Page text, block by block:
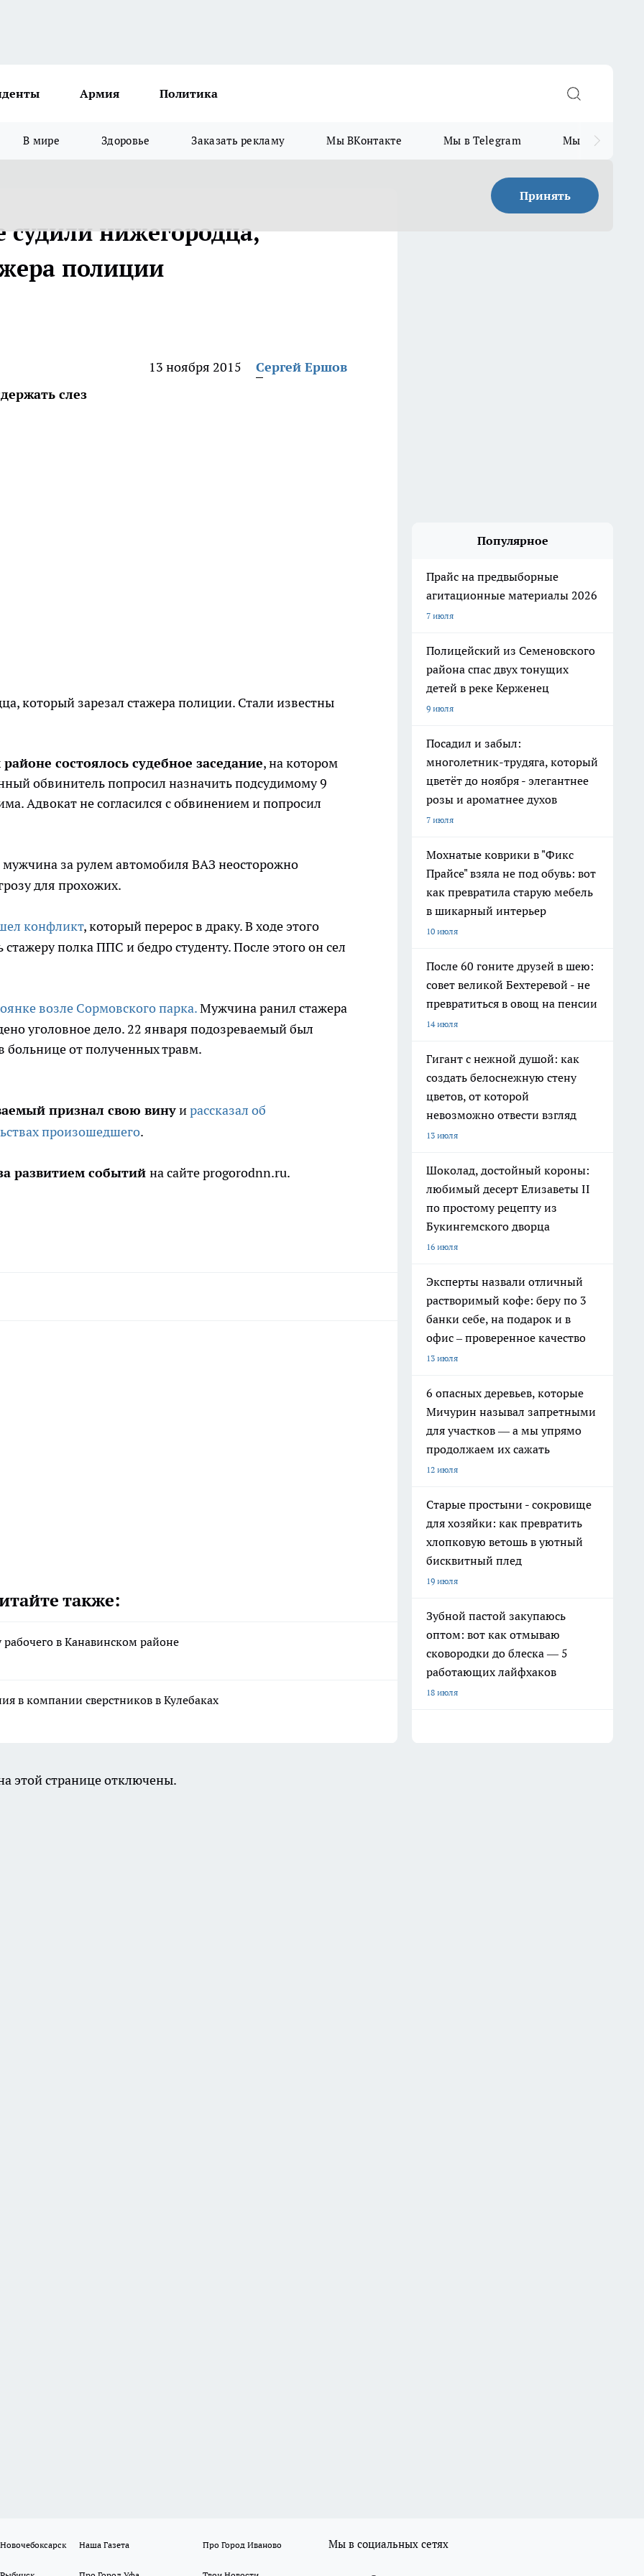
Армия Политика
В мире Здоровье Заказать рекламу Мы ВКонтакте Мы в Telegram Мы в MAX
Принять
нижегородца,
полиции
13 ноября 2015
Сергей Ершов
слез
который зарезал стажера полиции. Стали известны
состоялось судебное заседание, на котором
обвинитель попросил назначить подсудимому 9
Адвокат не согласился с обвинением и попросил
за рулем автомобиля ВАЗ неосторожно
для прохожих.
конфликт, который перерос в драку. В ходе этого
полка ППС и бедро студенту. После этого он сел
возле Сормовского парка.Мужчина ранил стажера
уголовное дело. 22 января подозреваемый был
больнице от полученных травм.
признал свою винуирассказал об
произошедшего.
развитием событий на сайте progorodnn.ru.
также:
в Канавинском районе
в компании сверстников в Кулебаках
Популярное
Прайс на предвыборные
агитационные материалы 2026
7 июля
Полицейский из Семеновского
района спас двух тонущих
детей в реке Керженец
9 июля
Посадил и забыл:
многолетник-трудяга, который
цветёт до ноября - элегантнее
розы и ароматнее духов
7 июля
Мохнатые коврики в "Фикс
Прайсе" взяла не под обувь: вот
как превратила старую мебель
в шикарный интерьер
10 июля
После 60 гоните друзей в шею:
совет великой Бехтеревой - не
превратиться в овощ на пенсии
14 июля
Гигант с нежной душой: как
создать белоснежную стену
цветов, от которой
невозможно отвести взгляд
13 июля
Шоколад, достойный короны:
любимый десерт Елизаветы II
по простому рецепту из
Букингемского дворца
16 июля
Эксперты назвали отличный
растворимый кофе: беру по 3
банки себе, на подарок и в
офис – проверенное качество
13 июля
6 опасных деревьев, которые
Мичурин называл запретными
для участков — а мы упрямо
продолжаем их сажать
12 июля
Старые простыни - сокровище
для хозяйки: как превратить
хлопковую ветошь в уютный
бисквитный плед
19 июля
Зубной пастой закупаюсь
оптом: вот как отмываю
сковородки до блеска — 5
работающих лайфхаков
18 июля
этой странице отключены.
Наша Газета Про Город Иваново Мы в социальных сетях